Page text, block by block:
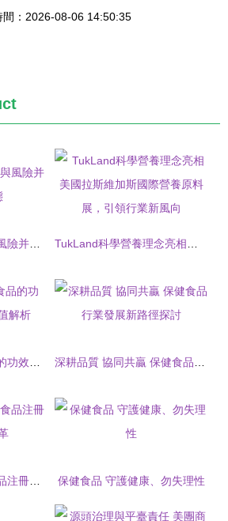
間：2026-08-06 14:50:35
保健食品 守護健康、勿失理性